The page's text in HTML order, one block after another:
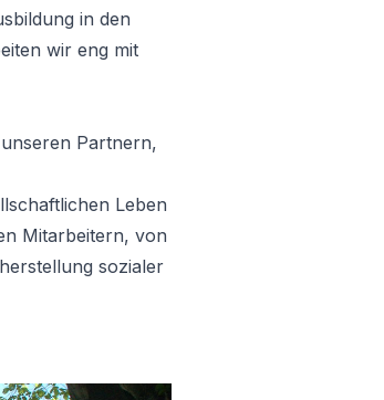
in den
wir eng mit
Partnern,
Leben
Mitarbeitern, von
sozialer